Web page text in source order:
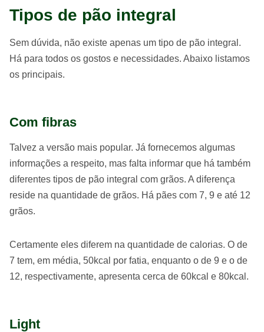
Tipos de pão integral
Sem dúvida, não existe apenas um tipo de pão integral.
Há para todos os gostos e necessidades. Abaixo listamos
os principais.
Com fibras
Talvez a versão mais popular. Já fornecemos algumas
informações a respeito, mas falta informar que há também
diferentes tipos de pão integral com grãos. A diferença
reside na quantidade de grãos. Há pães com 7, 9 e até 12
grãos.
Certamente eles diferem na quantidade de calorias. O de
7 tem, em média, 50kcal por fatia, enquanto o de 9 e o de
12, respectivamente, apresenta cerca de 60kcal e 80kcal.
Light